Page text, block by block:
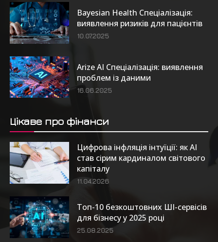
Bayesian Health Спеціалізація:
виявлення ризиків для пацієнтів
10.07.2025
Arize AI Спеціалізація: виявлення
проблем із даними
16.06.2025
Цікаве про фінанси
Цифрова інфляція інтуїції: як AI
став сірим кардиналом світового
капіталу
11.04.2026
Топ-10 безкоштовних ШІ-сервісів
для бізнесу у 2025 році
25.08.2025